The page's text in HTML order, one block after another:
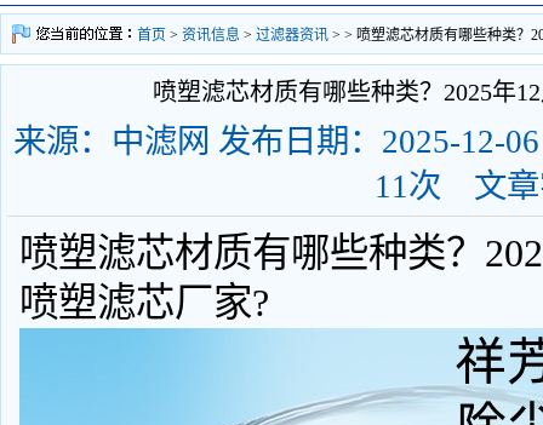
首页 > 资讯信息 > 过滤器资讯 > > 喷塑滤芯材质有哪些种类？
喷塑滤芯材质有哪些种类？2025年
来源：中滤网 发布日期：2025-12-
11次 文章
喷塑滤芯材质有哪些种类？
喷塑滤芯厂家?